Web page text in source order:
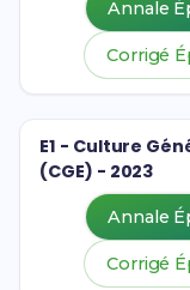
Annale
Corrigé
E1 - Culture
(CGE) - 2023
Annale
Corrigé